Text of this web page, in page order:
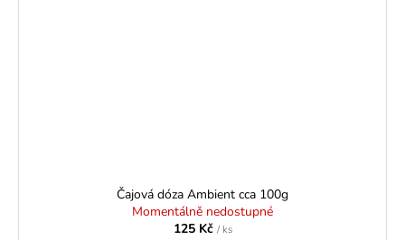
Čajová dóza Ambient cca 100g
Momentálně nedostupné
125 Kč / ks